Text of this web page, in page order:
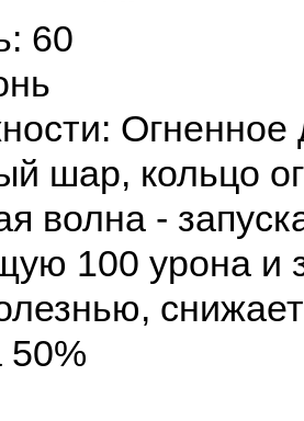
60
Огненное
шар, кольцо
волна -
100 урона и
50%